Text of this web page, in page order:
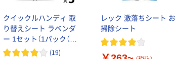
クイックルハンディ 取
り替えシート ラベンダ
ー 1セット（1パック（8
枚入）×3） 花王 (19)
レック 激落ちシート お
掃除シート